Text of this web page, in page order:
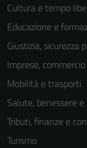
Cultura e tempo
Educazione e
Giustizia, sicurezza
Imprese,
Mobilità e trasporti
Salute, benessere
Tributi, finanze e
Turismo